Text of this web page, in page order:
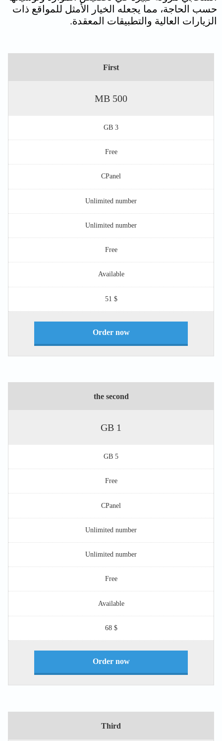
حسب الحاجة، مما يجعله الخيار الأمثل للمواقع ذات
الزيارات العالية والتطبيقات المعقدة.
First
500 MB
3 GB
Free
CPanel
Unlimited number
Unlimited number
Free
Available
$ 51
Order now
the second
1 GB
5 GB
Free
CPanel
Unlimited number
Unlimited number
Free
Available
$ 68
Order now
Third